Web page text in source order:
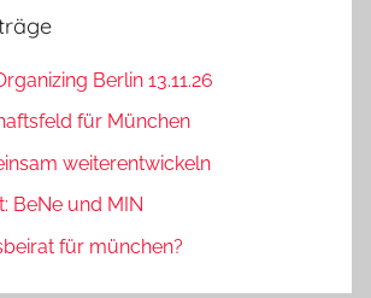
Berlin 13.11.26
für München
weiterentwickeln
BeNe und MIN
für münchen?